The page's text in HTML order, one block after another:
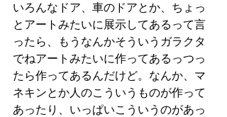
いろんなドア、車のドアとか、ちょっ
とアートみたいに展示してあるって言
ったら、もうなんかそういうガラクタ
でねアートみたいに作ってあるっつっ
たら作ってあるんだけど。なんか、マ
ネキンとか人のこういうものが作って
あったり、いっぱいこういうのがあっ